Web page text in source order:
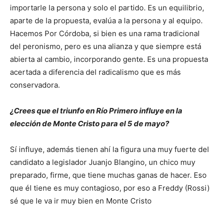
importarle la persona y solo el partido. Es un equilibrio,
aparte de la propuesta, evalúa a la persona y al equipo.
Hacemos Por Córdoba, si bien es una rama tradicional
del peronismo, pero es una alianza y que siempre está
abierta al cambio, incorporando gente. Es una propuesta
acertada a diferencia del radicalismo que es más
conservadora.
¿Crees que el triunfo en Río Primero influye en la
elección de Monte Cristo para el 5 de mayo?
Sí influye, además tienen ahí la figura una muy fuerte del
candidato a legislador Juanjo Blangino, un chico muy
preparado, firme, que tiene muchas ganas de hacer. Eso
que él tiene es muy contagioso, por eso a Freddy (Rossi)
sé que le va ir muy bien en Monte Cristo